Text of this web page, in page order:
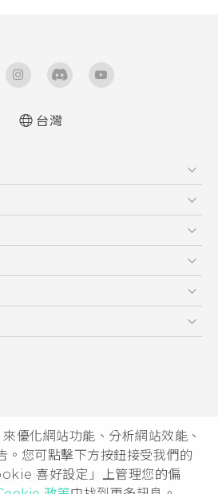
優化網站功能、分析網站效能、
。您可點擊下方按鈕接受我們的
喜好設定」上管理您的偏
台灣
司 | 統一編號16003518